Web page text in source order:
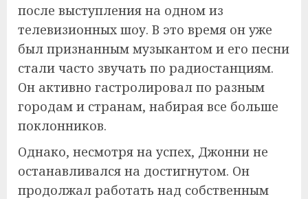
после выступления на одном из
телевизионных шоу. В это время он уже
был признанным музыкантом и его песни
стали часто звучать по радиостанциям.
Он активно гастролировал по разным
городам и странам, набирая все больше
поклонников.
Однако, несмотря на успех, Джонни не
останавливался на достигнутом. Он
продолжал работать над собственным